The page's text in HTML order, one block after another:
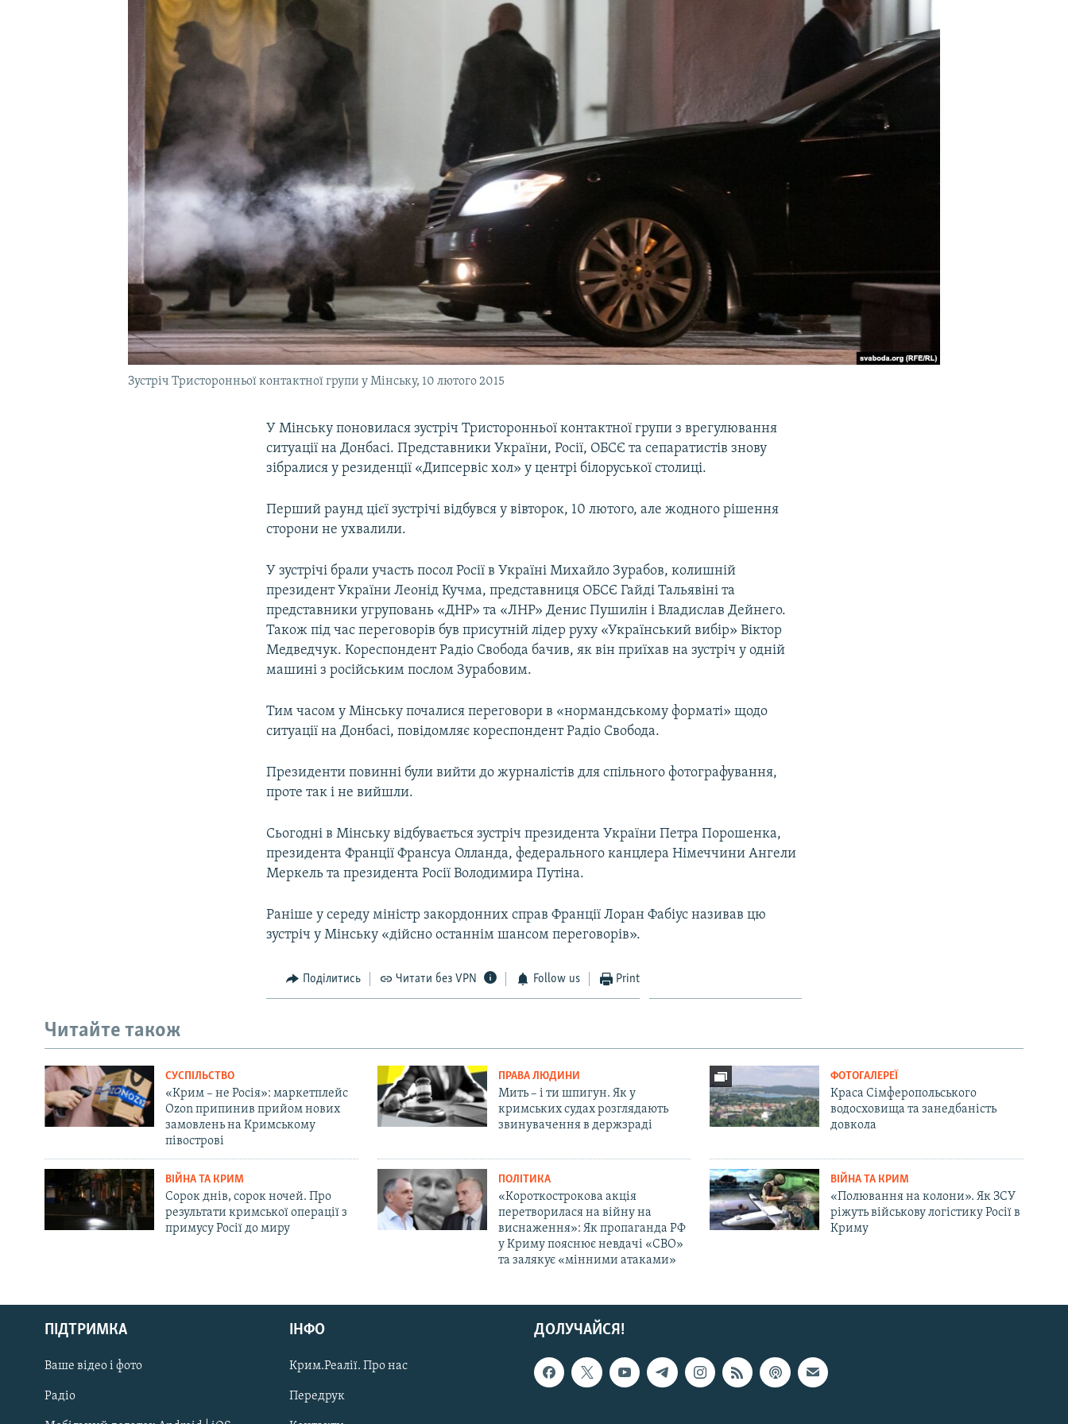
Русский
Qırımtatar
ДОЛУЧАЙСЯ!
Зустріч Тристоронньої контактної групи у Мінську, 10 лютого 2015
У Мінську поновилася зустріч Тристоронньої контактної групи з врегулювання
ситуації на Донбасі. Представники України, Росії, ОБСЄ та сепаратистів знову
зібралися у резиденції «Дипсервіс хол» у центрі білоруської столиці.
Перший раунд цієї зустрічі відбувся у вівторок, 10 лютого, але жодного рішення
сторони не ухвалили.
У зустрічі брали участь посол Росії в Україні Михайло Зурабов, колишній
президент України Леонід Кучма, представниця ОБСЄ Гайді Тальявіні та
представники угруповань «ДНР» та «ЛНР» Денис Пушилін і Владислав Дейнего.
Також під час переговорів був присутній лідер руху «Український вибір» Віктор
Медведчук. Кореспондент Радіо Свобода бачив, як він приїхав на зустріч у одній
машині з російським послом Зурабовим.
Тим часом у Мінську почалися переговори в «нормандському форматі» щодо
ситуації на Донбасі, повідомляє кореспондент Радіо Свобода.
Президенти повинні були вийти до журналістів для спільного фотографування,
проте так і не вийшли.
Сьогодні в Мінську відбувається зустріч президента України Петра Порошенка,
президента Франції Франсуа Олланда, федерального канцлера Німеччини Ангели
Меркель та президента Росії Володимира Путіна.
Раніше у середу міністр закордонних справ Франції Лоран Фабіус називав цю
зустріч у Мінську «дійсно останнім шансом переговорів».
Поділитись Читати без VPN Follow us Print
Читайте також
СУСПІЛЬСТВО
«Крим – не Росія»: маркетплейс
Ozon припинив прийом нових
замовлень на Кримському
півострові
ПРАВА ЛЮДИНИ
Мить – і ти шпигун. Як у
кримських судах розглядають
звинувачення в держзраді
ФОТОГАЛЕРЕЇ
Краса Сімферопольського
водосховища та занедбаність
довкола
ВІЙНА ТА КРИМ
Сорок днів, сорок ночей. Про
результати кримської операції з
примусу Росії до миру
ПОЛІТИКА
«Короткострокова акція
перетворилася на війну на
виснаження»: Як пропаганда РФ
у Криму пояснює невдачі «СВО»
та залякує «мінними атаками»
ВІЙНА ТА КРИМ
«Полювання на колони». Як ЗСУ
ріжуть військову логістику Росії в
Криму
ДОЛУЧАЙСЯ!
ПІДТРИМКА
Ваше відео і фото
Радіо
ІНФО
Крим.Реалії. Про нас
Передрук